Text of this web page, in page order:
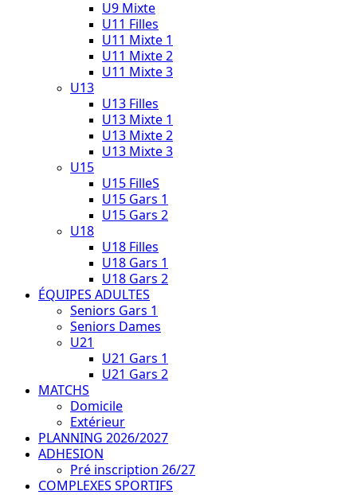
U9 Mixte
U11 Filles
U11 Mixte 1
U11 Mixte 2
U11 Mixte 3
U13
U13 Filles
U13 Mixte 1
U13 Mixte 2
U13 Mixte 3
U15
U15 FilleS
U15 Gars 1
U15 Gars 2
U18
U18 Filles
U18 Gars 1
U18 Gars 2
ÉQUIPES ADULTES
Seniors Gars 1
Seniors Dames
U21
U21 Gars 1
U21 Gars 2
MATCHS
Domicile
Extérieur
PLANNING 2026/2027
ADHESION
Pré inscription 26/27
COMPLEXES SPORTIFS